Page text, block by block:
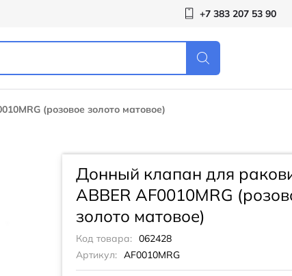
+7 383 207 53 90
(розовое золото матовое)
Донный клапан для
ABBER AF0010MRG
золото матовое)
Код товара: 062428
Артикул: AF0010MRG